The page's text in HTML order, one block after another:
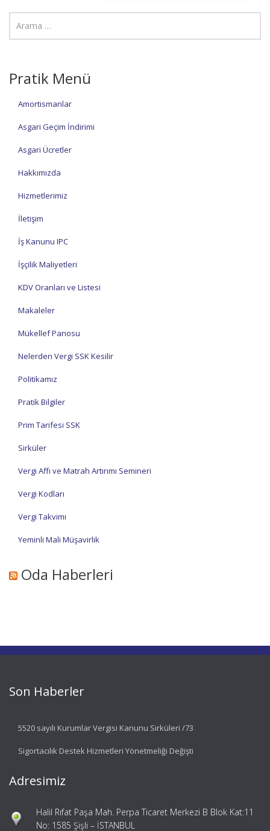
Pratik Menü
Amortismanlar
Asgari Geçim İndirimi
Asgari Ücretler
Hakkımızda
Hizmetlerimiz
İletişim
İş Kanunu IPC
İşçilik Maliyetleri
KDV Oranları ve Listesi
Makaleler
Mükellef Panosu
Nelerden Vergi SSK Kesilir
Politikamız
Pratik Bilgiler
Prim Tarifesi SSK
Sirküler
Vergi Affı ve Matrah Artırımı Semineri
Vergi Kodları
Vergi Takvimi
Yeminli Mali Müşavirlik
Oda Haberleri
Son Haberler
5520 sayılı Kurumlar Vergisi Kanunu Sirküleri /73
Sigortacılık Destek Hizmetleri Yönetmeliği Değişti
Adresimiz
Halil Rıfat Paşa Mah. Perpa Ticaret Merkezi B Blok Kat:11
No: 1585 Şişli – İSTANBUL